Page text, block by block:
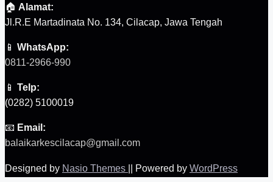
🏠 Alamat:
Jl.R.E Martadinata No. 134, Cilacap, Jawa Tengah
📱 WhatsApp:
0811-2966-990
📱 Telp:
(0282) 5100019
📧 Email:
balaikarkescilacap@gmail.com
Designed by Nasio Themes Powered by WordPress